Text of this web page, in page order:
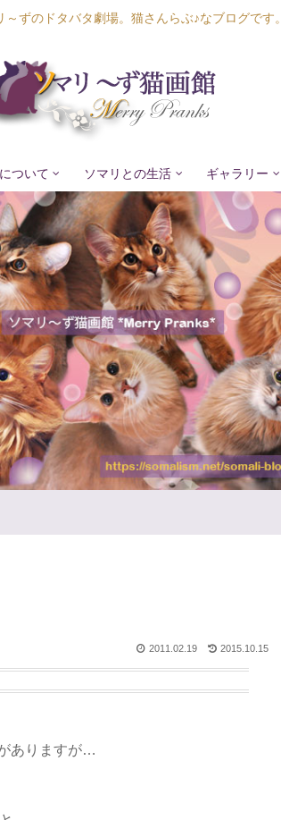
ずのドタバタ劇場。猫さんらぶ♪なブログです。
ついて ソマリとの生活 ギャラリー
Lapis Luna
Lucia Lino
Lycka Leal
Laula
2015.10.15
2011.02.19
ありますが…